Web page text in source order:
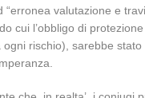
“erronea valutazione e
cui l’obbligo di
rischio), sarebbe